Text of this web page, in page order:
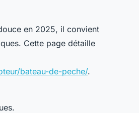
en 2025, il convient
Cette page détaille
bateau-de-peche/.